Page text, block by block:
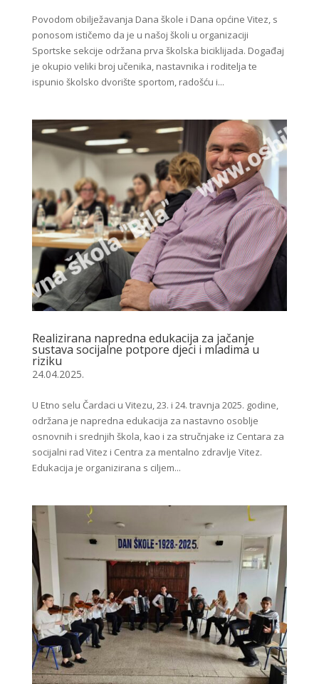
Povodom obilježavanja Dana škole i Dana općine Vitez, s
ponosom ističemo da je u našoj školi u organizaciji
Sportske sekcije održana prva školska biciklijada. Događaj
je okupio veliki broj učenika, nastavnika i roditelja te
ispunio školsko dvorište sportom, radošću i...
Realizirana napredna edukacija za jačanje
sustava socijalne potpore djeci i mladima u
riziku
24.04.2025.
U Etno selu Čardaci u Vitezu, 23. i 24. travnja 2025. godine,
održana je napredna edukacija za nastavno osoblje
osnovnih i srednjih škola, kao i za stručnjake iz Centara za
socijalni rad Vitez i Centra za mentalno zdravlje Vitez.
Edukacija je organizirana s ciljem...